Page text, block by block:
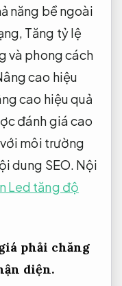
năng bề ngoài
Tăng tỷ lệ
và phong cách
cao hiệu
cao hiệu quả
đánh giá cao
môi trường
dung SEO. Nội
Led tăng độ
phải chăng
diện.